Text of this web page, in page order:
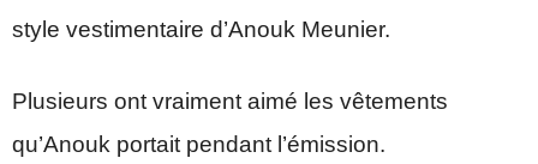
style vestimentaire d’Anouk Meunier.
Plusieurs ont vraiment aimé les vêtements
qu’Anouk portait pendant l’émission.